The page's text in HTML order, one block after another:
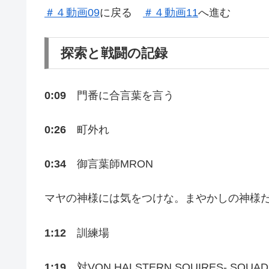
＃４動画09に戻る ＃４動画11へ進む
探索と戦闘の記録
0:09 門番に合言葉を言う
0:26 町外れ
0:34 御言葉師MRON
マヤの神様には気をつけな。まやかしの神様
1:12 訓練場